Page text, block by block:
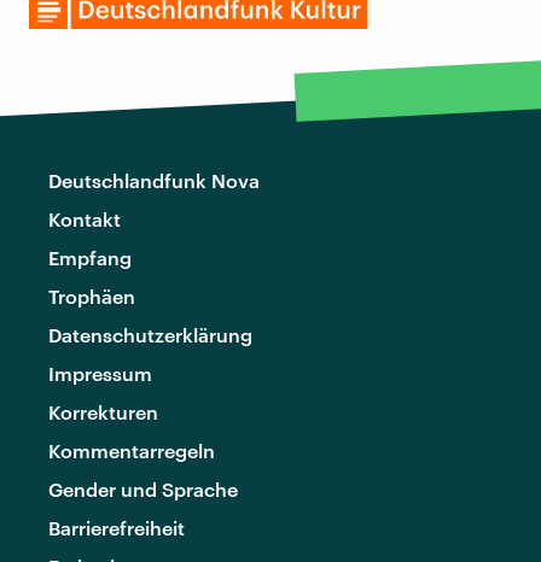
Deutschlandfunk Nova
Kontakt
Empfang
Trophäen
Datenschutzerklärung
Impressum
Korrekturen
Kommentarregeln
Gender und Sprache
Barrierefreiheit